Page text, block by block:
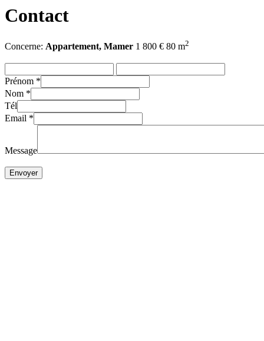
Contact
Concerne: Appartement, Mamer 1 800 € 80 m2
Prénom *
Nom *
Tél
Email *
Message